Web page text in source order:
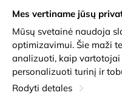
Rīga, Augusta Deglava 69d,
Apie mus
Parduotuvės
Pristatymas ir mokėjimas
Mes vertiname jūsų
Mūsų svetainė naudoja
optimizavimui. Šie maži
analizuoti, kaip vartotojai
personalizuoti turinį ir
Rodyti detales